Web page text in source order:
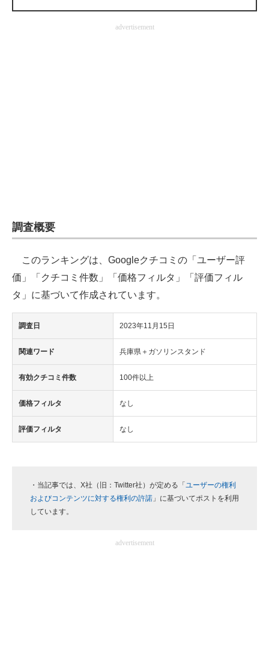
経営リーダーのコミュニティ
電子設計の基本と応用
エネルギーの専門メディア
建設×テクノロジーの最前線
ちょっと気になるネットの話題
advertisement
調査概要
このランキングは、Googleクチコミの「ユーザー評
価」「クチコミ件数」「価格フィルタ」「評価フィル
タ」に基づいて作成されています。
調査日 2023年11月15日
関連ワード 兵庫県＋ガソリンスタンド
有効クチコミ件数 100件以上
価格フィルタ なし
評価フィルタ なし
・当記事では、X社（旧：Twitter社）が定める「 ユーザーの権利
およびコンテンツに対する権利の許諾 」に基づいてポストを利用
しています。
advertisement